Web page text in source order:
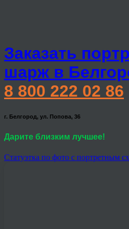
Заказать
шарж в
8 800 222 02 86
г. Белгород, ул. Попова, 36
Дарите близким лучшее!
Статуэтка по фото с портретным